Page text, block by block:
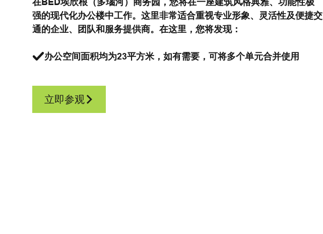
强的现代化办公楼中工作。这里非常适合重视专业形象、灵活性及便捷交
通的企业、团队和服务提供商。在这里，您将发现：
办公空间面积均为23平方米，如有需要，可将多个单元合并使用
立即参观